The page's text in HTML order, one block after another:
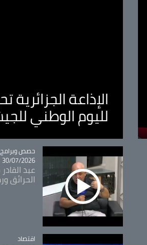
الإذاعة
لليوم الوطني
Catégorie
حصص وبرامج
30/07/2026 - 09:49
عبد
الحرائق
Catégorie
اقتصاد